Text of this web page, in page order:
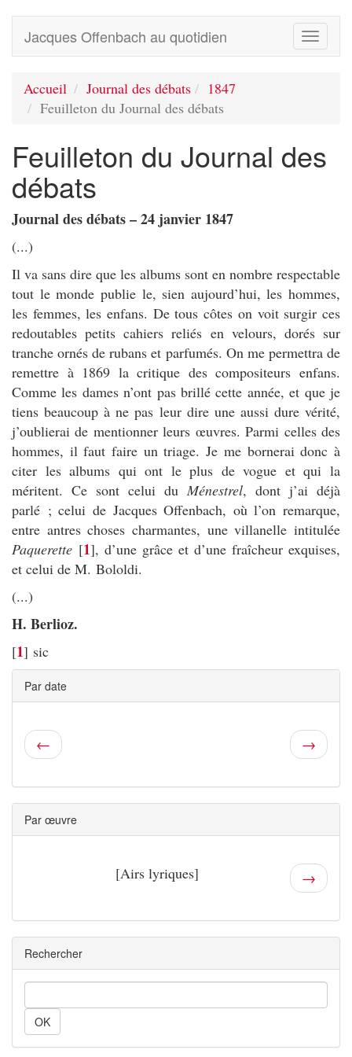
Toggle
Jacques Offenbach au quotidien
Accueil Journal des débats
1847
Feuilleton du Journal des débats
Feuilleton du Journal des
débats
Journal des débats – 24 janvier 1847
(...)
Il va sans dire que les albums sont en nombre respectable
tout le monde publie le, sien aujourd’hui, les hommes,
les femmes, les enfans. De tous côtes on voit surgir ces
redoutables petits cahiers reliés en velours, dorés sur
tranche ornés de rubans et parfumés. On me permettra de
remettre à 1869 la critique des compositeurs enfans.
Comme les dames n’ont pas brillé cette année, et que je
tiens beaucoup à ne pas leur dire une aussi dure vérité,
j’oublierai de mentionner leurs œuvres. Parmi celles des
hommes, il faut faire un triage. Je me bornerai donc à
citer les albums qui ont le plus de vogue et qui la
méritent. Ce sont celui du Ménestrel, dont j’ai déjà
parlé ; celui de Jacques Offenbach, où l’on remarque,
entre antres choses charmantes, une villanelle intitulée
Paquerette [1], d’une grâce et d’une fraîcheur exquises,
et celui de M. Bololdi.
(...)
H. Berlioz.
[1] sic
Par date
← →
Par œuvre
[Airs lyriques] →
Rechercher